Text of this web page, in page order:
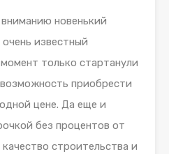
новенький
известный
только стартанули
приобрести
цене. Да еще и
без процентов от
строительства и